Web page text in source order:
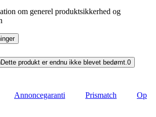
om generel produktsikkerhed og
Dette produkt er endnu ikke blevet bedømt. 0
Annoncegaranti Prismatch
Op